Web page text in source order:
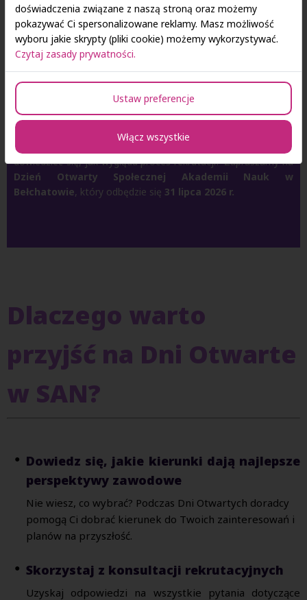
Dzień Otwarty Społecznej Akademii
Nauk w Bełchatowie – zapraszamy
31 lipca!
Zastanawiasz się nad wyborem studiów? Chcesz poznać
ofertę edukacyjną, porozmawiać z przedstawicielami uczelni i
dowiedzieć się, jak wygląda proces rekrutacji? Zapraszamy na
Dzień Otwarty Społecznej Akademii Nauk w
Bełchatowie, który odbędzie się 31 lipca 2026 r.
Dlaczego warto
przyjść na Dni Otwarte
w SAN?
Dowiedz się, jakie kierunki dają najlepsze
perspektywy zawodowe
Nie wiesz, co wybrać? Podczas Dni Otwartych doradcy
pomogą Ci dobrać kierunek do Twoich zainteresowań i
planów na przyszłość.
Skorzystaj z konsultacji rekrutacyjnych
Uzyskaj odpowiedzi na wszystkie pytania dotyczące
doświadczenia związane z naszą stroną oraz możemy
pokazywać Ci spersonalizowane reklamy. Masz możliwość
wyboru jakie skrypty (pliki cookie) możemy wykorzystywać.
Czytaj zasady prywatności.
Ustaw preferencje
Włącz wszystkie